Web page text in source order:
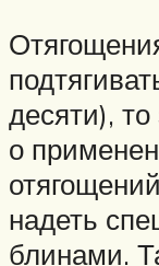
десяти),
о
надеть
блинами.